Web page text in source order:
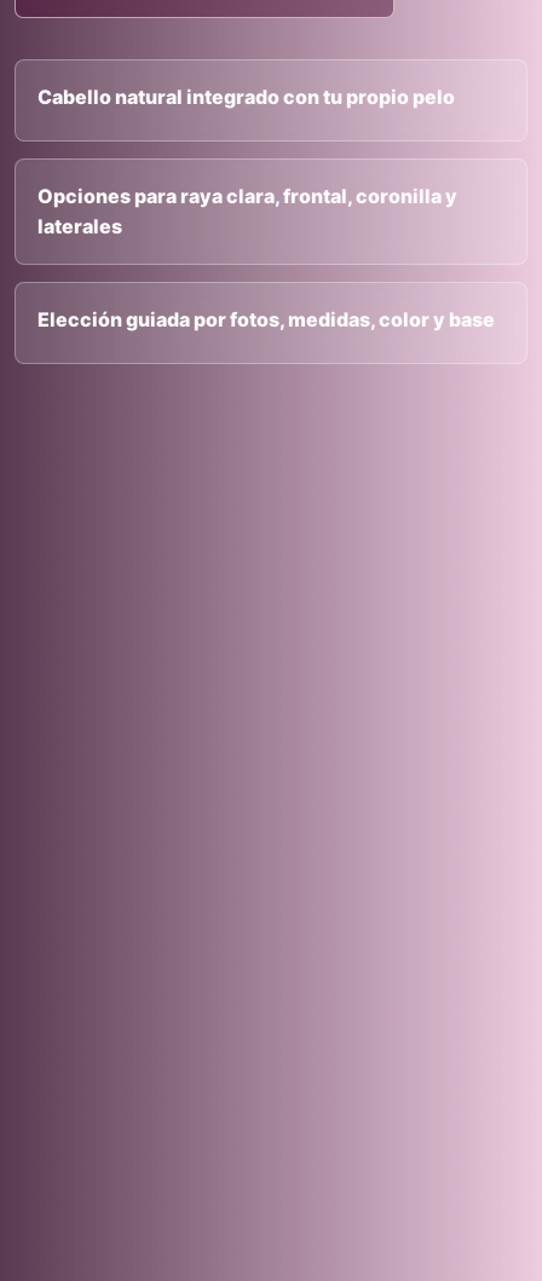
Cabello natural integrado con tu propio pelo
Opciones para raya clara, frontal, coronilla y
laterales
Elección guiada por fotos, medidas, color y base